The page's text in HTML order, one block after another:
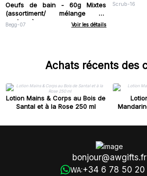
Oeufs de bain - 60g Mixtes
(assortiment/ mélange de
couleurs)
Begg-07 Voir les détails
Scrub-16
Achats récents des
Lotion Mains & Corps au Bois de
Santal et à la Rose 250 ml
bonjour@awgifts.fr
WA:+34 6 78 50 20